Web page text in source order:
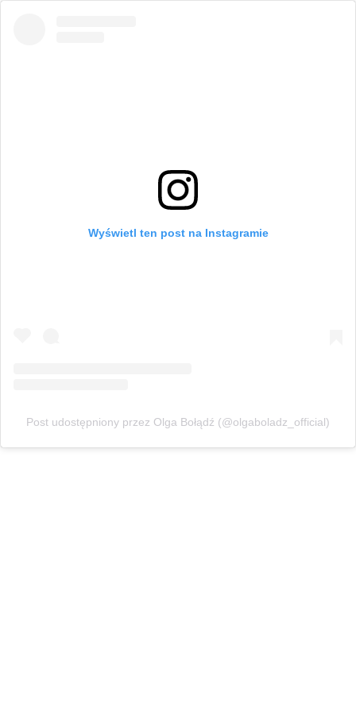
Wyświetl ten post na Instagramie
Post udostępniony przez Olga Bołądź (@olgaboladz_official)